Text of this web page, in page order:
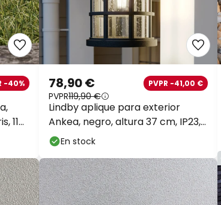
11
-40%
Lindby aplique para exterior
Ankea, negro, altura 37 cm, IP23,
E27
78,90 € PVPR -41,00 €
PVPR119,90 €
En stock